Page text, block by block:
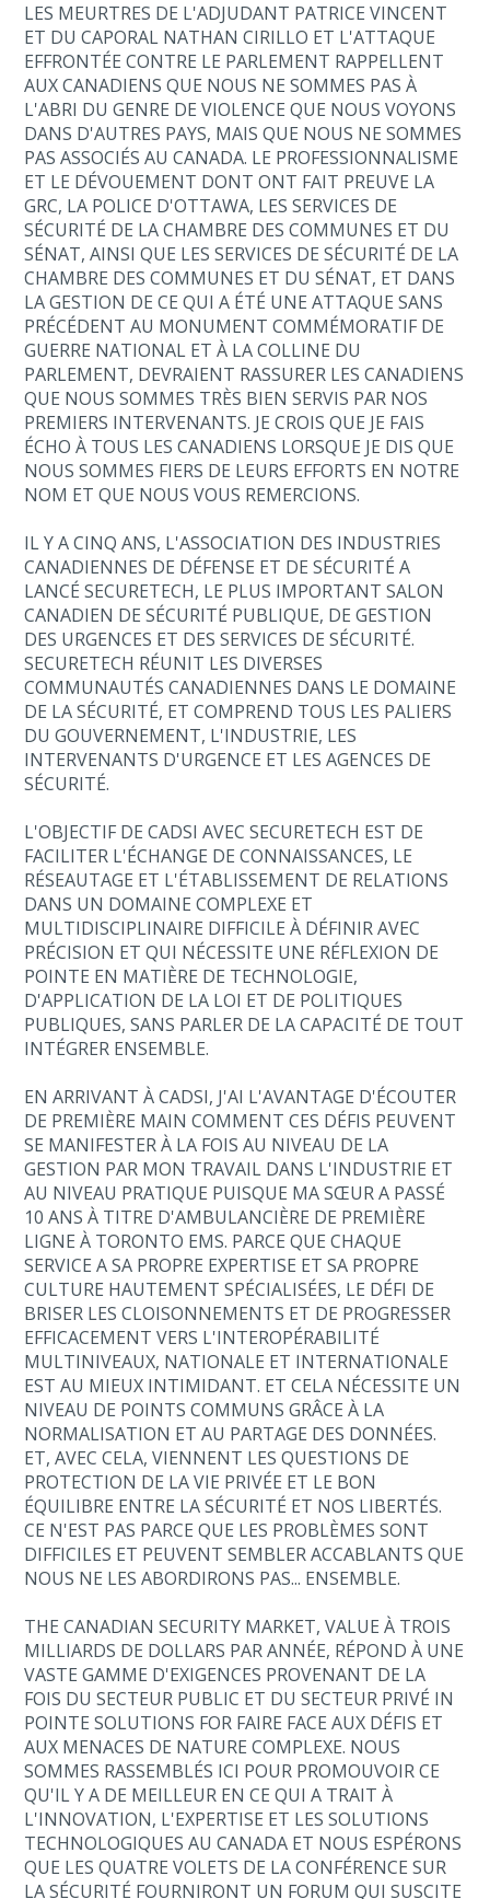
LES MEURTRES DE L'ADJUDANT PATRICE VINCENT
ET DU CAPORAL NATHAN CIRILLO ET L'ATTAQUE
EFFRONTÉE CONTRE LE PARLEMENT RAPPELLENT
AUX CANADIENS QUE NOUS NE SOMMES PAS À
L'ABRI DU GENRE DE VIOLENCE QUE NOUS VOYONS
DANS D'AUTRES PAYS, MAIS QUE NOUS NE SOMMES
PAS ASSOCIÉS AU CANADA. LE PROFESSIONNALISME
ET LE DÉVOUEMENT DONT ONT FAIT PREUVE LA
GRC, LA POLICE D'OTTAWA, LES SERVICES DE
SÉCURITÉ DE LA CHAMBRE DES COMMUNES ET DU
SÉNAT, AINSI QUE LES SERVICES DE SÉCURITÉ DE LA
CHAMBRE DES COMMUNES ET DU SÉNAT, ET DANS
LA GESTION DE CE QUI A ÉTÉ UNE ATTAQUE SANS
PRÉCÉDENT AU MONUMENT COMMÉMORATIF DE
GUERRE NATIONAL ET À LA COLLINE DU
PARLEMENT, DEVRAIENT RASSURER LES CANADIENS
QUE NOUS SOMMES TRÈS BIEN SERVIS PAR NOS
PREMIERS INTERVENANTS. JE CROIS QUE JE FAIS
ÉCHO À TOUS LES CANADIENS LORSQUE JE DIS QUE
NOUS SOMMES FIERS DE LEURS EFFORTS EN NOTRE
NOM ET QUE NOUS VOUS REMERCIONS.
IL Y A CINQ ANS, L'ASSOCIATION DES INDUSTRIES
CANADIENNES DE DÉFENSE ET DE SÉCURITÉ A
LANCÉ SECURETECH, LE PLUS IMPORTANT SALON
CANADIEN DE SÉCURITÉ PUBLIQUE, DE GESTION
DES URGENCES ET DES SERVICES DE SÉCURITÉ.
SECURETECH RÉUNIT LES DIVERSES
COMMUNAUTÉS CANADIENNES DANS LE DOMAINE
DE LA SÉCURITÉ, ET COMPREND TOUS LES PALIERS
DU GOUVERNEMENT, L'INDUSTRIE, LES
INTERVENANTS D'URGENCE ET LES AGENCES DE
SÉCURITÉ.
L'OBJECTIF DE CADSI AVEC SECURETECH EST DE
FACILITER L'ÉCHANGE DE CONNAISSANCES, LE
RÉSEAUTAGE ET L'ÉTABLISSEMENT DE RELATIONS
DANS UN DOMAINE COMPLEXE ET
MULTIDISCIPLINAIRE DIFFICILE À DÉFINIR AVEC
PRÉCISION ET QUI NÉCESSITE UNE RÉFLEXION DE
POINTE EN MATIÈRE DE TECHNOLOGIE,
D'APPLICATION DE LA LOI ET DE POLITIQUES
PUBLIQUES, SANS PARLER DE LA CAPACITÉ DE TOUT
INTÉGRER ENSEMBLE.
EN ARRIVANT À CADSI, J'AI L'AVANTAGE D'ÉCOUTER
DE PREMIÈRE MAIN COMMENT CES DÉFIS PEUVENT
SE MANIFESTER À LA FOIS AU NIVEAU DE LA
GESTION PAR MON TRAVAIL DANS L'INDUSTRIE ET
AU NIVEAU PRATIQUE PUISQUE MA SŒUR A PASSÉ
10 ANS À TITRE D'AMBULANCIÈRE DE PREMIÈRE
LIGNE À TORONTO EMS. PARCE QUE CHAQUE
SERVICE A SA PROPRE EXPERTISE ET SA PROPRE
CULTURE HAUTEMENT SPÉCIALISÉES, LE DÉFI DE
BRISER LES CLOISONNEMENTS ET DE PROGRESSER
EFFICACEMENT VERS L'INTEROPÉRABILITÉ
MULTINIVEAUX, NATIONALE ET INTERNATIONALE
EST AU MIEUX INTIMIDANT. ET CELA NÉCESSITE UN
NIVEAU DE POINTS COMMUNS GRÂCE À LA
NORMALISATION ET AU PARTAGE DES DONNÉES.
ET, AVEC CELA, VIENNENT LES QUESTIONS DE
PROTECTION DE LA VIE PRIVÉE ET LE BON
ÉQUILIBRE ENTRE LA SÉCURITÉ ET NOS LIBERTÉS.
CE N'EST PAS PARCE QUE LES PROBLÈMES SONT
DIFFICILES ET PEUVENT SEMBLER ACCABLANTS QUE
NOUS NE LES ABORDIRONS PAS... ENSEMBLE.
THE CANADIAN SECURITY MARKET, VALUE À TROIS
MILLIARDS DE DOLLARS PAR ANNÉE, RÉPOND À UNE
VASTE GAMME D'EXIGENCES PROVENANT DE LA
FOIS DU SECTEUR PUBLIC ET DU SECTEUR PRIVÉ IN
POINTE SOLUTIONS FOR FAIRE FACE AUX DÉFIS ET
AUX MENACES DE NATURE COMPLEXE. NOUS
SOMMES RASSEMBLÉS ICI POUR PROMOUVOIR CE
QU'IL Y A DE MEILLEUR EN CE QUI A TRAIT À
L'INNOVATION, L'EXPERTISE ET LES SOLUTIONS
TECHNOLOGIQUES AU CANADA ET NOUS ESPÉRONS
QUE LES QUATRE VOLETS DE LA CONFÉRENCE SUR
LA SÉCURITÉ FOURNIRONT UN FORUM QUI SUSCITE